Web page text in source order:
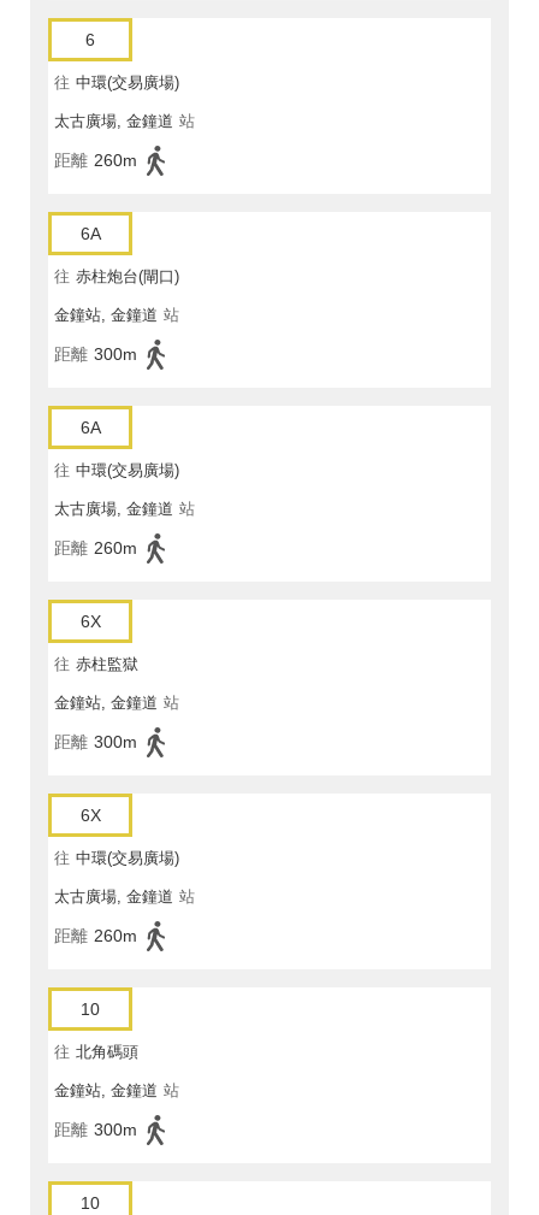
6
往 中環(交易廣場)
太古廣場, 金鐘道 站
距離 260m
6A
往 赤柱炮台(閘口)
金鐘站, 金鐘道 站
距離 300m
6A
往 中環(交易廣場)
太古廣場, 金鐘道 站
距離 260m
6X
往 赤柱監獄
金鐘站, 金鐘道 站
距離 300m
6X
往 中環(交易廣場)
太古廣場, 金鐘道 站
距離 260m
10
往 北角碼頭
金鐘站, 金鐘道 站
距離 300m
10